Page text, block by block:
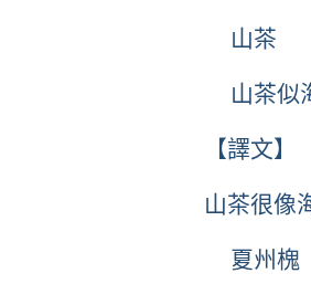
山茶
山茶似
【譯文】
山茶很像
夏州